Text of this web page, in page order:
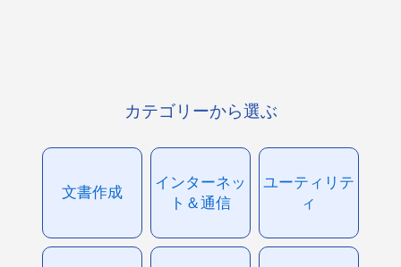
カテゴリーから選ぶ
文書作成
インターネッ
ト＆通信
ユーティリテ
ィ